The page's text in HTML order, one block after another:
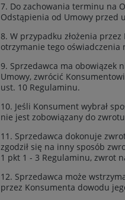
7. Do zachowania terminu na
Odstąpienia od Umowy przed
8. W przypadku złożenia
otrzymanie tego oświadczenia
9. Sprzedawca ma obowiązek
Umowy, zwrócić
ust. 10 Regulaminu.
10. Jeśli Konsument wybrał
nie jest zobowiązany do
11. Sprzedawca dokonuje
zgodził się na inny sposób
1 pkt 1 - 3 Regulaminu, zwrot
12. Sprzedawca może
przez Konsumenta dowodu